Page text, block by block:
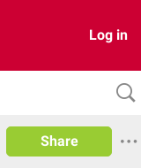
Log in
Share